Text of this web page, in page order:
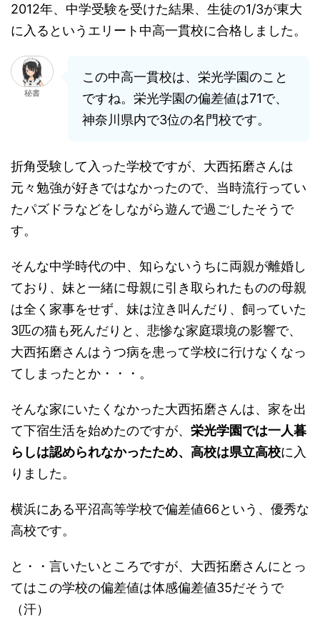
2012年、中学受験を受けた結果、生徒の1/3が東大
に入るというエリート中高一貫校に合格しました。
秘書
この中高一貫校は、栄光学園のこと
ですね。栄光学園の偏差値は71で、
神奈川県内で3位の名門校です。
折角受験して入った学校ですが、大西拓磨さんは
元々勉強が好きではなかったので、当時流行ってい
たパズドラなどをしながら遊んで過ごしたそうで
す。
そんな中学時代の中、知らないうちに両親が離婚し
ており、妹と一緒に母親に引き取られたものの母親
は全く家事をせず、妹は泣き叫んだり、飼っていた
3匹の猫も死んだりと、悲惨な家庭環境の影響で、
大西拓磨さんはうつ病を患って学校に行けなくなっ
てしまったとか・・・。
そんな家にいたくなかった大西拓磨さんは、家を出
て下宿生活を始めたのですが、 栄光学園では一人暮
らしは認められなかったため、高校は県立高校に入
りました。
横浜にある平沼高等学校で偏差値66という、優秀な
高校です。
と・・言いたいところですが、大西拓磨さんにとっ
てはこの学校の偏差値は体感偏差値35だそうで
（汗）